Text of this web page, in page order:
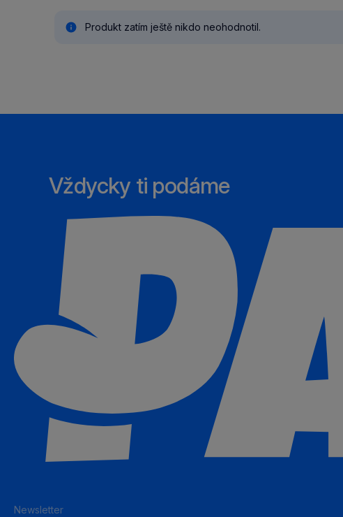
Produkt zatím ještě nikdo neohodnotil.
Vždycky ti podáme
Newsletter